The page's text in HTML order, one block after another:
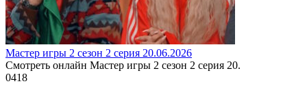
Мастер игры 2 сезон 2 серия 20.06.2026
Смотреть онлайн Мастер игры 2 сезон 2 серия 20.
0418